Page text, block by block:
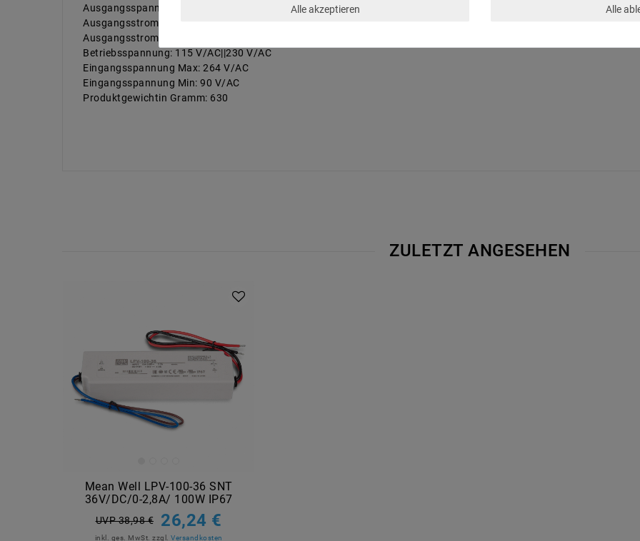
Ausgangsspannungmin.:
Ausgangsstrom max.: 2,8A
Ausgangsstrom min.:
Betriebsspannung: 115 V/AC||230 V/AC
Eingangsspannung Max: 264 V/AC
Eingangsspannung Min: 90 V/AC
Produktgewichtin Gramm: 630
ZULETZT ANGESEHEN
Mean Well LPV-100-36 SNT
36V/DC/0-2,8A/ 100W IP67
UVP 38,98 € 26,24 €
inkl. ges. MwSt. zzgl. Versandkosten
Alle akzeptieren Alle